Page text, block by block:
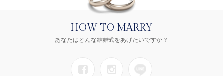
HOW TO MARRY
あなたはどんな結婚式をあげたいですか？